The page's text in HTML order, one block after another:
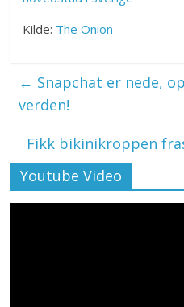
Kilde: The Onion
← Snapchat er nede,
verden!
Fikk bikinikroppen
Youtube Video